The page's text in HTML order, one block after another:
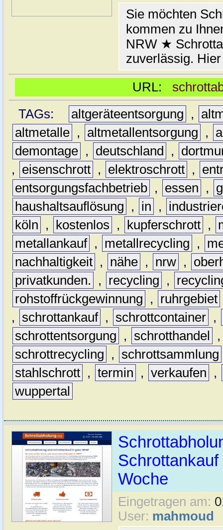
Sie möchten
kommen zu
NRW ★
zuverlässig.
URL:
TAGs:
altgeräteentsorgung ,
altmetalle , altmetallentsorgung ,
demontage , deutschland ,
,
eisenschrott , elektroschrott ,
entsorgungsfachbetrieb , essen ,
haushaltsauflösung
, in ,
köln
, kostenlos , kupferschrott ,
metallankauf , metallrecycling ,
nachhaltigkeit , nähe , nrw ,
privatkunden.
, recycling ,
rohstoffrückgewinnung
, ruhrgebiet
,
schrottankauf , schrottcontainer ,
schrottentsorgung
, schrotthandel
schrottrecycling
, schrottsammlung
stahlschrott , termin , verkaufen
,
wuppertal
Schrottankauf
Woche
Eingetragen am:
User: mahmoud